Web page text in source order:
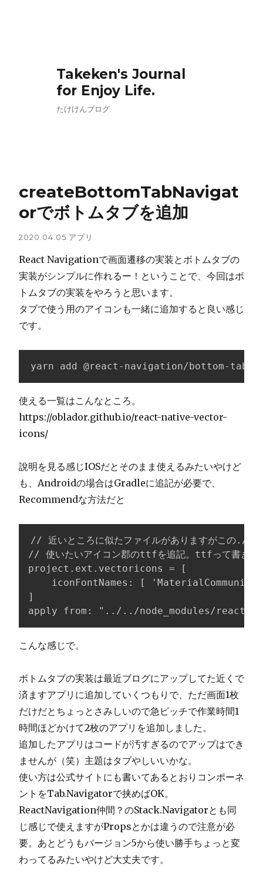
Takeken's Journal
for Enjoy Life.
たけけんブログ
createBottomTabNavigat
orでボトムタブを追加
2020.04.05 アプリ
React Navigationで画面遷移の実装とボトムタブの
実装がシンプルに作れるー！ということで、今回はボ
トムタブの実装をやろうと思います。
タブで使う用のアイコンも一緒に追加すると良い感じ
です。
yarn add @react-navigation/bottom-
使える一覧はこんなところ。
https://oblador.github.io/react-native-vector-
icons/
說明を見る感じIOSだとそのまま使えるみたいやけど
も、Androidの場合はGradleに追記が必要で、
Recommendな方法だと
// 近いところに似たファイルがありますがこ
// 使いたいアイコン郡のttfを追記。ttfって書き忘
project.ext.vectoricons = [
iconFontNames: [
]
apply from: "../../node_modules/react-
こんな感じで。
ボトムタブの実装は最近ブログにアップしてた近くで
済ますアプリに追加していくつもりで、ただ画面1枚
だけだとちょっとさみしいので急ピッチで作業時間1
時間ほどかけて2枚のアプリを追加しました。
追加したアプリはコードが汚すぎるのでアップはでき
ませんが（笑）主題はタブやしいいかな。
使い方は公式サイトにも書いてあるとおりコンポーネ
ントをTab.Navigatorで挟めばOK。
ReactNavigation仲間？のStack.Navigatorとも同
じ感じで使えますがPropsとかは違うので注意が必
要。あとどうもバージョン5から使い勝手ちょっと変
わってるみたいやけど大丈夫です。